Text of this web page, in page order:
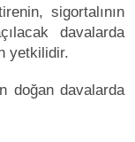
sigortalının
davalarda
yetkilidir.
doğan davalarda